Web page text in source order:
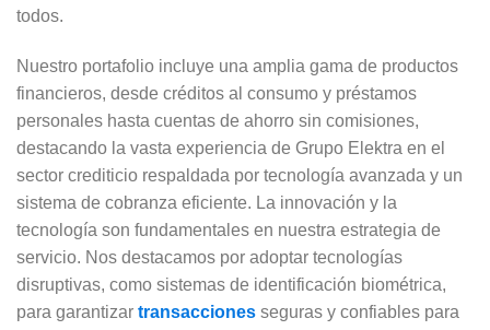
todos.
Nuestro portafolio incluye una amplia gama de productos
financieros, desde créditos al consumo y préstamos
personales hasta cuentas de ahorro sin comisiones,
destacando la vasta experiencia de Grupo Elektra en el
sector crediticio respaldada por tecnología avanzada y un
sistema de cobranza eficiente. La innovación y la
tecnología son fundamentales en nuestra estrategia de
servicio. Nos destacamos por adoptar tecnologías
disruptivas, como sistemas de identificación biométrica,
para garantizar transacciones seguras y confiables para